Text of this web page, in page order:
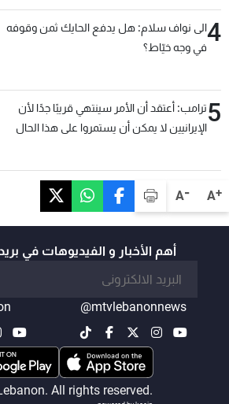
A+
A-
4الى نواف سلام: هل يدفع الحايك ثمن وقوفه
في وجه خيّاط؟
5ترامب: أعتقد أن الأمر سينتهي قريبًا جدًا لأن
الإيرانيين لا يمكن أن يستمروا على هذا الحال
أهم الأخبار و الفيديوهات في
@mtvlebanonnews
All rights reserved.